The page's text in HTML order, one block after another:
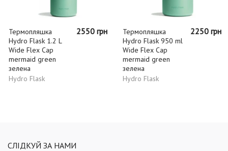
Термопляшка
Hydro Flask 1.2 L
Wide Flex Cap
mermaid green
зелена
Hydro Flask
2550 грн
Термопляшка
Hydro Flask 950 ml
Wide Flex Cap
mermaid green
зелена
Hydro Flask
2250 грн
СЛІДКУЙ ЗА НАМИ